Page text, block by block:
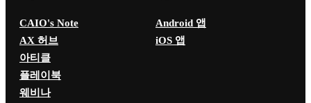
CAIO's Note
AX 허브
아티클
플레이북
웨비나
Android 앱
iOS 앱